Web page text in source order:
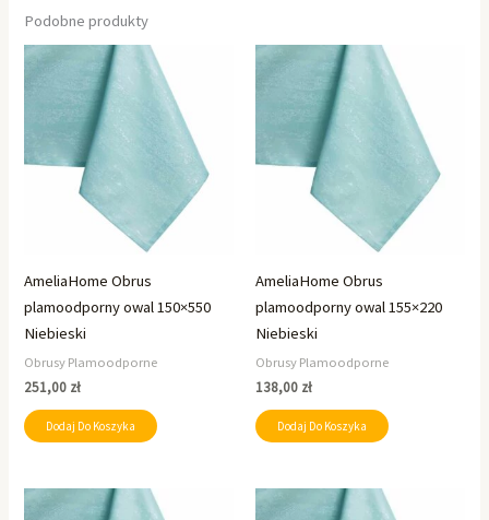
Podobne produkty
AmeliaHome Obrus
plamoodporny owal 150×550
Niebieski
Obrusy Plamoodporne
251,00 zł
Dodaj Do Koszyka
AmeliaHome Obrus
plamoodporny owal 155×220
Niebieski
Obrusy Plamoodporne
138,00 zł
Dodaj Do Koszyka